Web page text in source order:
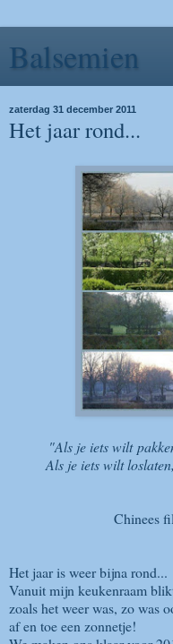
Balsemien
zaterdag 31 december 2011
Het jaar rond...
"Als je iets wilt
Als je iets wilt
Chinees
Het jaar is weer bijna rond...
Vanuit mijn keukenraam
zoals het weer was, zo was
af en toe een zonnetje!